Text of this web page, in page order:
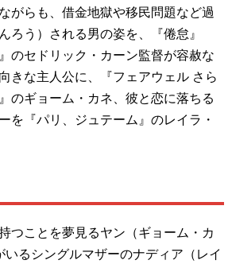
がらも、借金地獄や移民問題など過
ろう）される男の姿を、『倦怠』
のセドリック・カーン監督が容赦な
きな主人公に、『フェアウェル さら
のギョーム・カネ、彼と恋に落ちる
を『パリ、ジュテーム』のレイラ・
つことを夢見るヤン（ギョーム・カ
るシングルマザーのナディア（レイ